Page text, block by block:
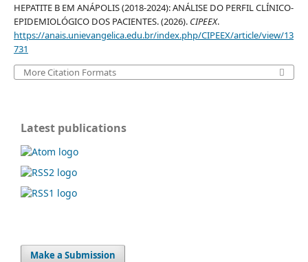
HEPATITE B EM ANÁPOLIS (2018-2024): ANÁLISE DO PERFIL CLÍNICO-
EPIDEMIOLÓGICO DOS PACIENTES. (2026). CIPEEX.
https://anais.unievangelica.edu.br/index.php/CIPEEX/article/view/13
731
More Citation Formats
Latest publications
Make a Submission